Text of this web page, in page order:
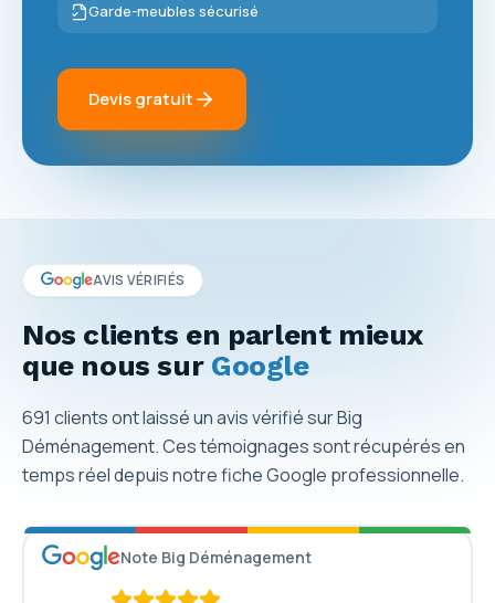
Garde-meubles sécurisé
Devis gratuit
AVIS VÉRIFIÉS
Nos clients en parlent mieux
que nous sur Google
691 clients ont laissé un avis vérifié sur Big
Déménagement. Ces témoignages sont récupérés en
temps réel depuis notre fiche Google professionnelle.
Note Big Déménagement